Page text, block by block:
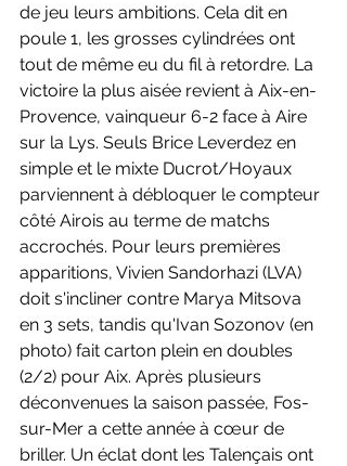
de jeu leurs ambitions. Cela dit en
poule 1, les grosses cylindrées ont
tout de même eu du fil à retordre. La
victoire la plus aisée revient à Aix-en-
Provence, vainqueur 6-2 face à Aire
sur la Lys. Seuls Brice Leverdez en
simple et le mixte Ducrot/Hoyaux
parviennent à débloquer le compteur
côté Airois au terme de matchs
accrochés. Pour leurs premières
apparitions, Vivien Sandorhazi (LVA)
doit s'incliner contre Marya Mitsova
en 3 sets, tandis qu'Ivan Sozonov (en
photo) fait carton plein en doubles
(2/2) pour Aix. Après plusieurs
déconvenues la saison passée, Fos-
sur-Mer a cette année à cœur de
briller. Un éclat dont les Talençais ont